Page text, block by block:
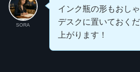
SORA
インク瓶の形もおしゃ
デスクに置いておく
上がります！